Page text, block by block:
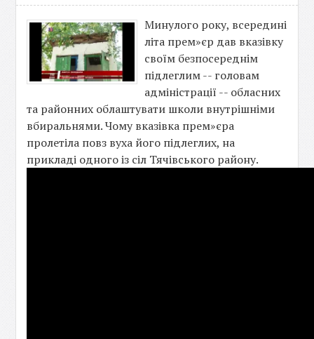
Минулого року, всередині
літа прем»єр дав вказівку
своїм безпосереднім
підлеглим -- головам
адміністрації -- обласних
та районних облаштувати школи внутрішніми
вбиральнями. Чому вказівка прем»єра
пролетіла повз вуха його підлеглих, на
прикладі одного із сіл Тячівського району.